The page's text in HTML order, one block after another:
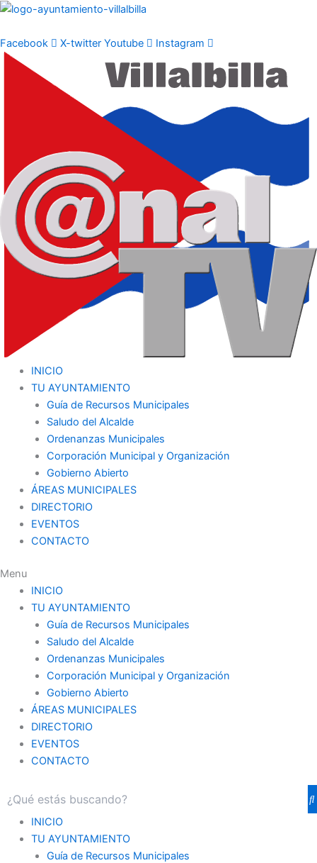
Ir
contenido
Facebook X-twitter Youtube Instagram
INICIO
TU AYUNTAMIENTO
Guía de Recursos Municipales
Saludo del Alcalde
Ordenanzas Municipales
Corporación Municipal y Organización
Gobierno Abierto
ÁREAS MUNICIPALES
DIRECTORIO
EVENTOS
CONTACTO
Menu
INICIO
TU AYUNTAMIENTO
Guía de Recursos Municipales
Saludo del Alcalde
Ordenanzas Municipales
Corporación Municipal y Organización
Gobierno Abierto
ÁREAS MUNICIPALES
DIRECTORIO
EVENTOS
CONTACTO
INICIO
TU AYUNTAMIENTO
Guía de Recursos Municipales